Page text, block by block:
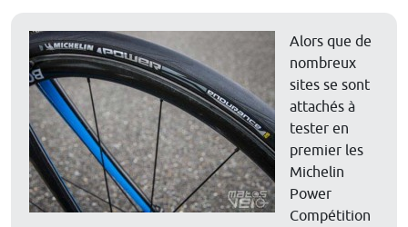
Alors que de
nombreux
sites se sont
attachés à
tester en
premier les
Michelin
Power
Compétition